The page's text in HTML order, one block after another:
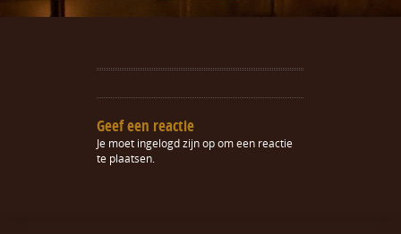
Geef een reactie
Je moet ingelogd zijn opom een reactie
te plaatsen.